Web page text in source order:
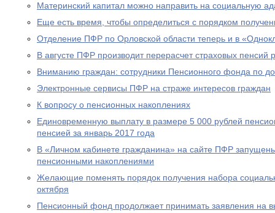
Материнский капитал можно направить на социальную
Еще есть время, чтобы определиться с порядком
Отделение ПФР по Орловской области теперь и в
В августе ПФР производит перерасчет страховых
Вниманию граждан: сотрудники Пенсионного фонда по
Электронные сервисы ПФР на страже интересов граждан
К вопросу о пенсионных накоплениях
Единовременную выплату в размере 5 000 рублей
пенсией за январь 2017 года
В «Личном кабинете гражданина» на сайте ПФР
пенсионными накоплениями
Желающие поменять порядок получения набора
октября
Пенсионный фонд продолжает принимать заявления на